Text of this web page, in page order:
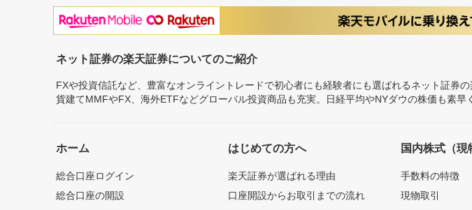
ネット証券の楽天証券についてのご紹介
FXや投資信託など、豊富なオンライントレードで初心者にも経験者にも選ばれるネット証
貨建てMMFやFX、海外ETFなどグローバル投資商品も充実。日経平均やNYダウの株価も素早
ホーム
総合口座ログイン
総合口座の開設
はじめての方へ
楽天証券が選ばれる理由
口座開設からお取引までの流れ
国内株式（現
手数料の特徴
現物取引